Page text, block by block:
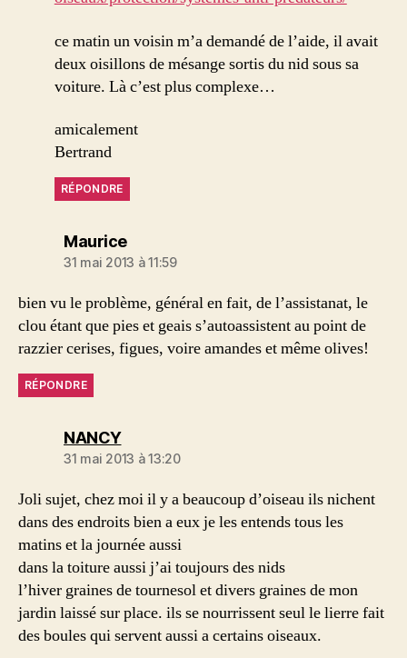
ce matin un voisin m’a demandé de l’aide, il avait
deux oisillons de mésange sortis du nid sous sa
voiture. Là c’est plus complexe…
amicalement
Bertrand
RÉPONDRE
Mauricedit :
31 mai 2013 à 11:59
bien vu le problème, général en fait, de l’assistanat, le
clou étant que pies et geais s’autoassistent au point de
razzier cerises, figues, voire amandes et même olives!
RÉPONDRE
NANCYdit :
31 mai 2013 à 13:20
Joli sujet, chez moi il y a beaucoup d’oiseau ils nichent
dans des endroits bien a eux je les entends tous les
matins et la journée aussi
dans la toiture aussi j’ai toujours des nids
l’hiver graines de tournesol et divers graines de mon
jardin laissé sur place. ils se nourrissent seul le lierre fait
des boules qui servent aussi a certains oiseaux.